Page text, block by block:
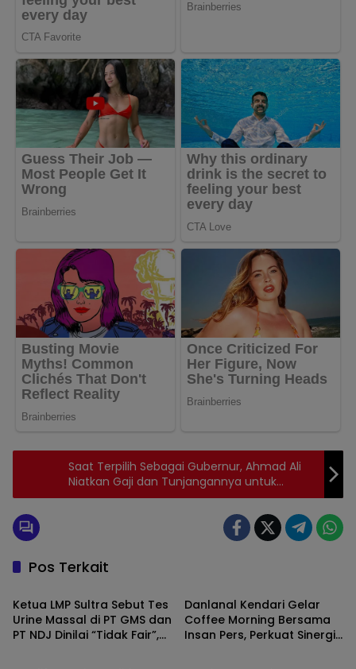
Saat Terpilih Sebagai Gubernur, Ahmad Ali
Niatkan Gaji dan Tunjangannya untuk
Kegiatan Keagamaan serta Pembangunan
Pos Terkait
SULAWESI TENGGARA
Ketua LMP Sultra Sebut Tes
Urine Massal di PT GMS dan
PT NDJ Dinilai “Tidak Fair”,
Danlanal Kendari Gelar
Coffee Morning Bersama
Insan Pers, Perkuat Sinergi
SULAWESI TENGGARA SULAWESI TENGGARA